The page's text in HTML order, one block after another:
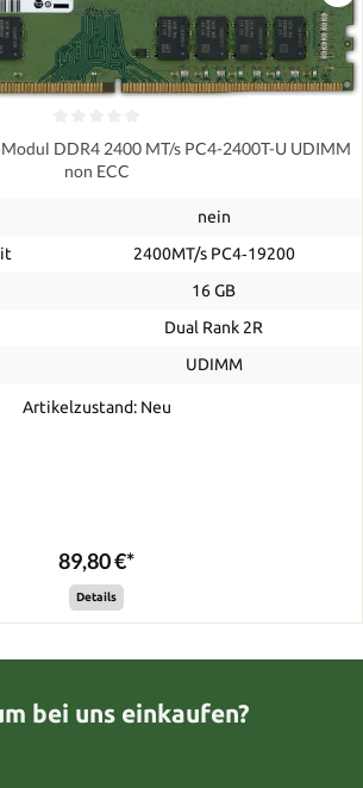
DDR4 2400 MT/s PC4-2400T-U UDIMM
non ECC
nein
2400MT/s PC4‑19200
16 GB
Dual Rank 2R
UDIMM
Artikelzustand: Neu
89,80 €*
Details
bei uns einkaufen?